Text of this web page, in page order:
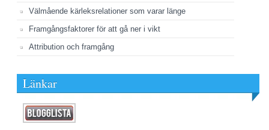
Välmående kärleksrelationer som varar länge
Framgångsfaktorer för att gå ner i vikt
Attribution och framgång
Länkar